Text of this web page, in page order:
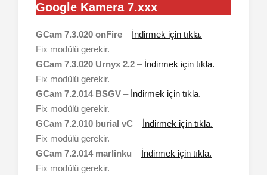
Google Kamera 7.xxx
GCam 7.3.020 onFire – İndirmek için tıkla.
Fix modülü gerekir.
GCam 7.3.020 Urnyx 2.2 – İndirmek için tıkla.
Fix modülü gerekir.
GCam 7.2.014 BSGV – İndirmek için tıkla.
Fix modülü gerekir.
GCam 7.2.010 burial vC – İndirmek için tıkla.
Fix modülü gerekir.
GCam 7.2.014 marlinku – İndirmek için tıkla.
Fix modülü gerekir.